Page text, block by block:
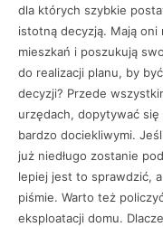
dla których szybkie
istotną decyzją. Mają
mieszkań i poszukują
do realizacji planu, by
decyzji? Przede
urzędach, dopytywać
bardzo dociekliwymi.
już niedługo zostanie
lepiej jest to sprawdzić,
piśmie. Warto też
eksploatacji domu.